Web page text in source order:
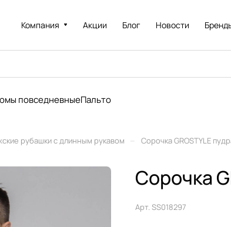
Компания Акции Блог Новости
повседневныеПальто
рубашки с длинным рукавом Сорочка GROSTYLE
Сорочка
Арт. SS018297